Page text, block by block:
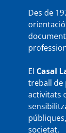
Des de
El Casal
treball de
activitats
societat.